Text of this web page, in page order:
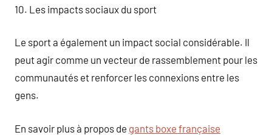
10. Les impacts sociaux du sport
Le sport a également un impact social considérable. Il
peut agir comme un vecteur de rassemblement pour les
communautés et renforcer les connexions entre les
gens.
En savoir plus à propos de gants boxe française